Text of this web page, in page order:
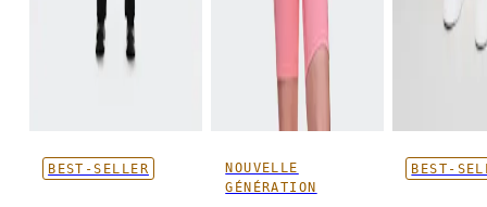
BEST-SELLER
NOUVELLE
GÉNÉRATION
BEST-